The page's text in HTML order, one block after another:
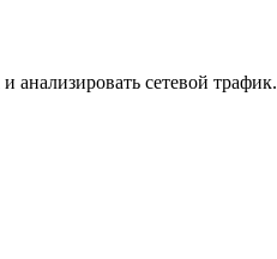
анализировать сетевой трафик.